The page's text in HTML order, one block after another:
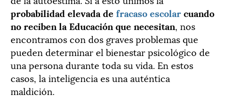
probabilidad elevada de fracaso escolarcuando
no reciben la Educación que necesitan, nos
encontramos con dos graves problemas que
pueden determinar el bienestar psicológico de
una persona durante toda su vida. En estos
casos, la inteligencia es una auténtica
maldición.